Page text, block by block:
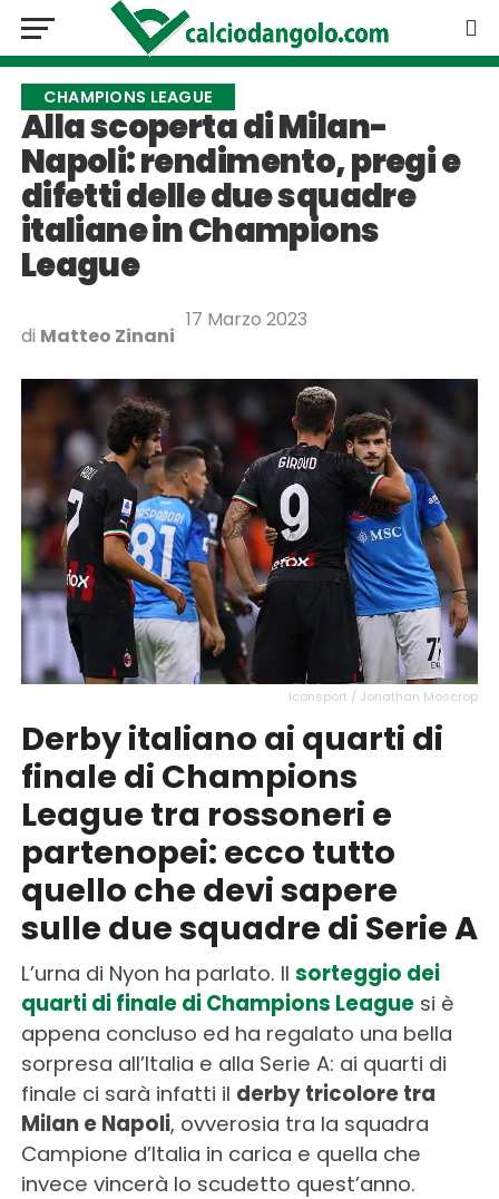
CHAMPIONS LEAGUE
Alla scoperta di Milan-
Napoli: rendimento, pregi e
difetti delle due squadre
italiane in Champions
League
di Matteo Zinani
17 Marzo 2023
Iconsport / Jonathan Moscrop
Derby italiano ai quarti di
finale di Champions
League tra rossoneri e
partenopei: ecco tutto
quello che devi sapere
sulle due squadre di Serie A
L’urna di Nyon ha parlato. Il sorteggio dei
quarti di finale di Champions Leaguesi è
appena concluso ed ha regalato una bella
sorpresa all’Italia e alla Serie A: ai quarti di
finale ci sarà infatti il derby tricolore tra
Milan e Napoli, ovverosia tra la squadra
Campione d’Italia in carica e quella che
invece vincerà lo scudetto quest’anno.